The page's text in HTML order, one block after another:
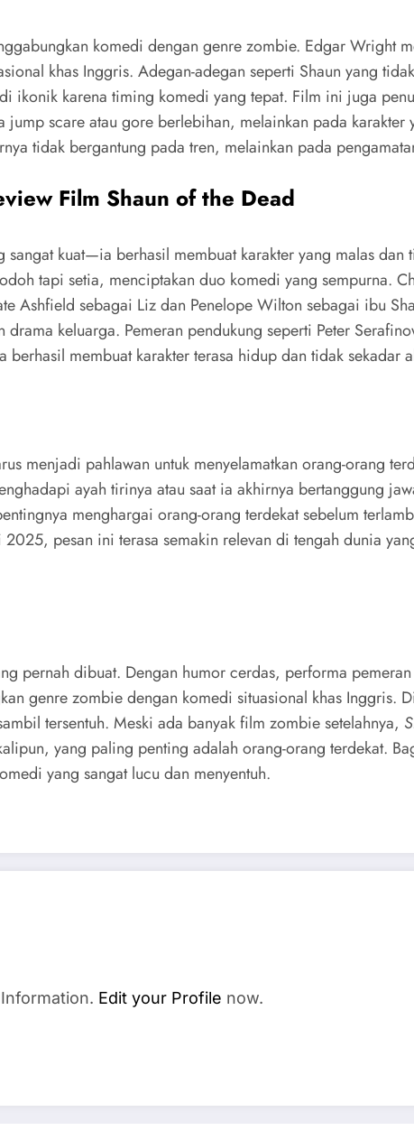
komedi dengan genre zombie. Edgar Wright
khas Inggris. Adegan-adegan seperti Shaun yang
ikonik karena timing komedi yang tepat. Film ini juga
scare atau gore berlebihan, melainkan pada
tidak bergantung pada tren, melainkan pada
Film Shaun of the Dead
kuat—ia berhasil membuat karakter yang malas
tapi setia, menciptakan duo komedi yang sempurna.
Ashfield sebagai Liz dan Penelope Wilton sebagai ibu
keluarga. Pemeran pendukung seperti Peter
membuat karakter terasa hidup dan tidak sekadar
menjadi pahlawan untuk menyelamatkan orang-orang
ayah tirinya atau saat ia akhirnya bertanggung
menghargai orang-orang terdekat sebelum
pesan ini terasa semakin relevan di tengah dunia
pernah dibuat. Dengan humor cerdas, performa pemeran
genre zombie dengan komedi situasional khas
tersentuh. Meski ada banyak film zombie setelahnya,
yang paling penting adalah orang-orang terdekat.
yang sangat lucu dan menyentuh.
Edit your Profile now.